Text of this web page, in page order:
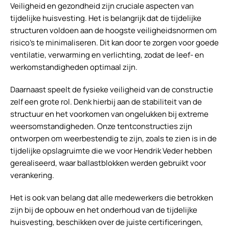
Veiligheid en gezondheid zijn cruciale aspecten van
tijdelijke huisvesting. Het is belangrijk dat de tijdelijke
structuren voldoen aan de hoogste veiligheidsnormen om
risico’s te minimaliseren. Dit kan door te zorgen voor goede
ventilatie, verwarming en verlichting, zodat de leef- en
werkomstandigheden optimaal zijn.
Daarnaast speelt de fysieke veiligheid van de constructie
zelf een grote rol. Denk hierbij aan de stabiliteit van de
structuur en het voorkomen van ongelukken bij extreme
weersomstandigheden. Onze tentconstructies zijn
ontworpen om weerbestendig te zijn, zoals te zien is in de
tijdelijke opslagruimte die we voor Hendrik Veder hebben
gerealiseerd, waar ballastblokken werden gebruikt voor
verankering.
Het is ook van belang dat alle medewerkers die betrokken
zijn bij de opbouw en het onderhoud van de tijdelijke
huisvesting, beschikken over de juiste certificeringen,